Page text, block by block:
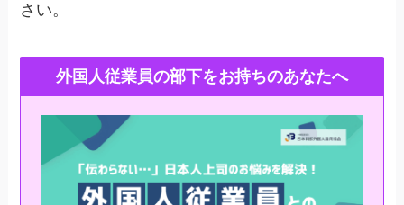
さい。
外国人従業員の部下をお持ちのあなたへ